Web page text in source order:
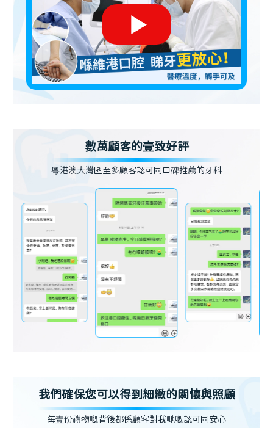
數萬顧客的壹致好評
粵港澳大灣區至多顧客認可同口碑推薦的牙科
我們確保您可以得到細緻的關懷與照顧
每壹份禮物嘅背後都係顧客對我哋嘅認可同安心